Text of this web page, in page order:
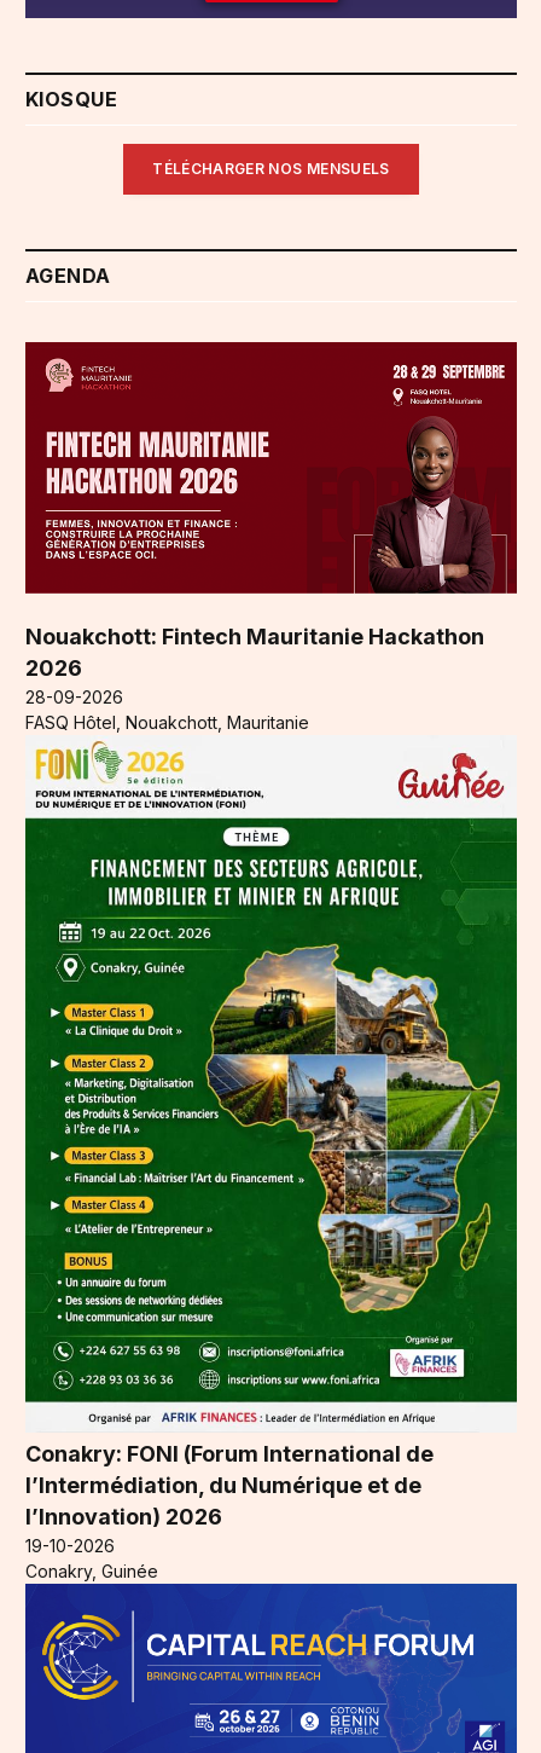
KIOSQUE
TÉLÉCHARGER NOS MENSUELS
AGENDA
Nouakchott: Fintech Mauritanie Hackathon
2026
28-09-2026
FASQ Hôtel, Nouakchott, Mauritanie
Conakry: FONI (Forum International de
l’Intermédiation, du Numérique et de
l’Innovation) 2026
19-10-2026
Conakry, Guinée